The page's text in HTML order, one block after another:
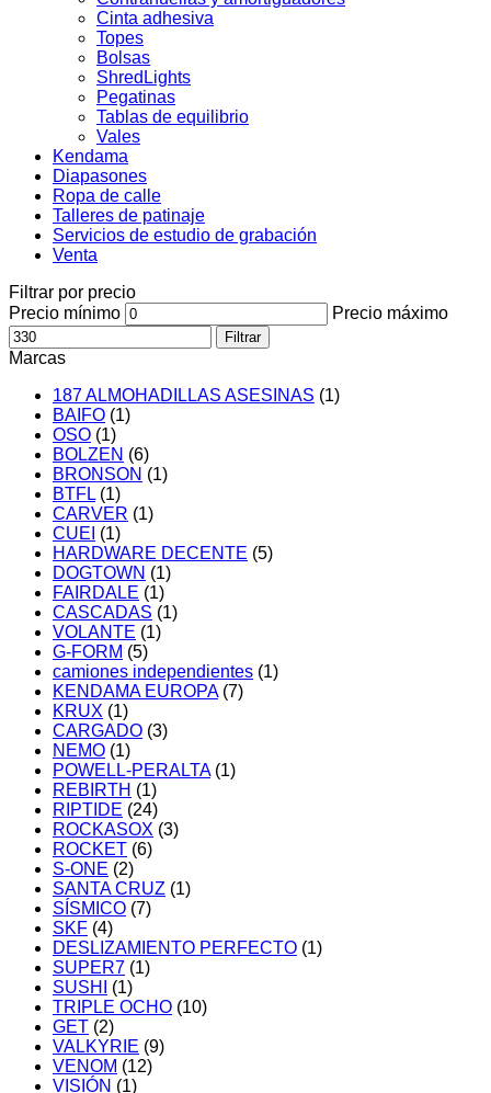
Cinta adhesiva
Topes
Bolsas
ShredLights
Pegatinas
Tablas de equilibrio
Vales
Kendama
Diapasones
Ropa de calle
Talleres de patinaje
Servicios de estudio de grabación
Venta
Filtrar por precio
Precio mínimo
Precio máximo
Filtrar
Marcas
187 ALMOHADILLAS ASESINAS (1)
BAIFO (1)
OSO (1)
BOLZEN (6)
BRONSON (1)
BTFL (1)
CARVER (1)
CUEI (1)
HARDWARE DECENTE (5)
DOGTOWN (1)
FAIRDALE (1)
CASCADAS (1)
VOLANTE (1)
G-FORM (5)
camiones independientes (1)
KENDAMA EUROPA (7)
KRUX (1)
CARGADO (3)
NEMO (1)
POWELL-PERALTA (1)
REBIRTH (1)
RIPTIDE (24)
ROCKASOX (3)
ROCKET (6)
S-ONE (2)
SANTA CRUZ (1)
SÍSMICO (7)
SKF (4)
DESLIZAMIENTO PERFECTO (1)
SUPER7 (1)
SUSHI
(1)
TRIPLE OCHO (10)
GET (2)
VALKYRIE (9)
VENOM (12)
VISIÓN (1)